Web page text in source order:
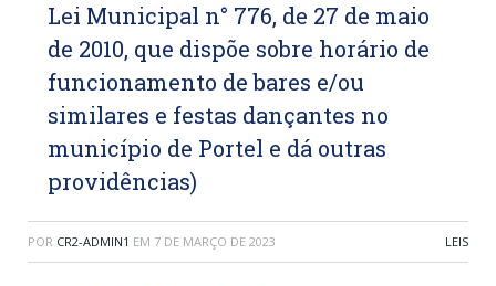
Lei Municipal n° 776, de 27 de maio
de 2010, que dispõe sobre horário de
funcionamento de bares e/ou
similares e festas dançantes no
município de Portel e dá outras
providências)
POR CR2-ADMIN1 EM 7 DE MARÇO DE 2023 LEIS